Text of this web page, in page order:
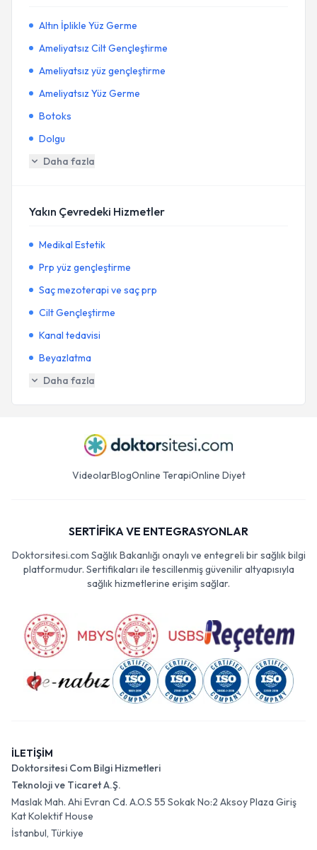
Altın İplikle Yüz Germe
Ameliyatsız Cilt Gençleştirme
Ameliyatsız yüz gençleştirme
Ameliyatsız Yüz Germe
Botoks
Dolgu
Daha fazla
Yakın Çevredeki Hizmetler
Medikal Estetik
Prp yüz gençleştirme
Saç mezoterapi ve saç prp
Cilt Gençleştirme
Kanal tedavisi
Beyazlatma
Daha fazla
VideolarBlogOnline TerapiOnline Diyet
SERTİFİKA VE ENTEGRASYONLAR
Doktorsitesi.com Sağlık Bakanlığı onaylı ve entegreli bir sağlık bilgi
platformudur. Sertifikaları ile tescillenmiş güvenilir altyapısıyla
sağlık hizmetlerine erişim sağlar.
İLETİŞİM
Doktorsitesi Com Bilgi Hizmetleri
Teknoloji ve Ticaret A.Ş.
Maslak Mah. Ahi Evran Cd. A.O.S 55 Sokak No:2 Aksoy Plaza Giriş
Kat Kolektif House
İstanbul, Türkiye